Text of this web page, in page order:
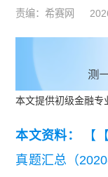
责编：希赛网
本文提供初级金融专
本文资料：
【
真题汇总（